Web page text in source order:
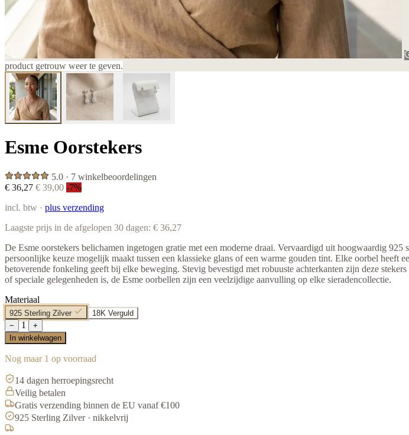
product getrouw weer te geven.
Esme Oorstekers
5.0 · 7 winkelbeoordelingen
€ 36,27 € 39,00 -7%
incl. btw · plus verzending
Laagste prijs in de afgelopen 30 dagen: € 36,27
De Esme oorstekers belichamen ingetogen gratie met een moderne draai. Vervaardigd uit hoogwaardig
persoonlijke keuze mogelijk maakt tussen een klassieke glans of een warme gouden tint. Elke oorbel heeft
betoverende fonkeling geeft bij elke beweging. Stevig bevestigd met robuuste achterkanten zijn deze
of speciale gelegenheden is, de Esme oorbellen zijn een veelzijdige aanvulling op elke sieradencollectie.
Materiaal
925 Sterling Zilver
18K Verguld
−
1
+
In winkelwagen
Nog maar 1 op voorraad
14 dagen herroepingsrecht
Veilig betalen
Gratis verzending binnen de EU vanaf €100
925 Sterling Zilver · nikkelvrij